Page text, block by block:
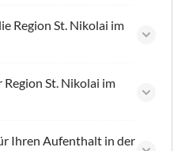
Region St. Nikolai im
St. Nikolai im
Ihren Aufenthalt in der